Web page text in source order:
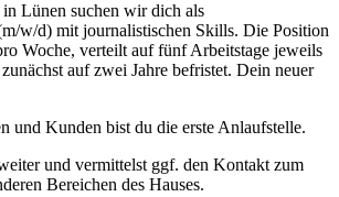
Lünen suchen wir dich als
w/d) mit journalistischen Skills. Die Position
Woche, verteilt auf fünf Arbeitstage jeweils
auf zwei Jahre befristet. Dein neuer
und Kunden bist du die erste Anlaufstelle.
und vermittelst ggf. den Kontakt zum
Bereichen des Hauses.